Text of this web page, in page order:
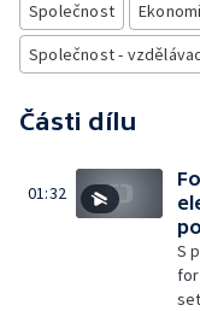
Společnost
Společnost -
Části dílu
01:32
S